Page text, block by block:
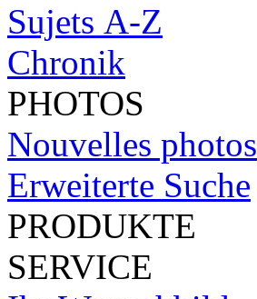
Sujets A-Z
Chronik
PHOTOS
Nouvelles photos
Erweiterte Suche
PRODUKTE
SERVICE